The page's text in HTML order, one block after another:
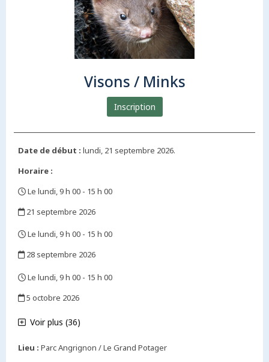
Visons / Minks
Inscription
Date de début : lundi, 21 septembre 2026.
Horaire :
Le lundi, 9 h 00 - 15 h 00
21 septembre 2026
Le lundi, 9 h 00 - 15 h 00
28 septembre 2026
Le lundi, 9 h 00 - 15 h 00
5 octobre 2026
Voir plus (36)
Lieu : Parc Angrignon / Le Grand Potager